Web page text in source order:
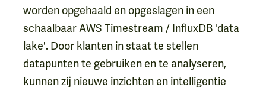
worden opgehaald en opgeslagen in een
schaalbaar AWS Timestream / InfluxDB 'data
lake'. Door klanten in staat te stellen
datapunten te gebruiken en te analyseren,
kunnen zij nieuwe inzichten en intelligentie